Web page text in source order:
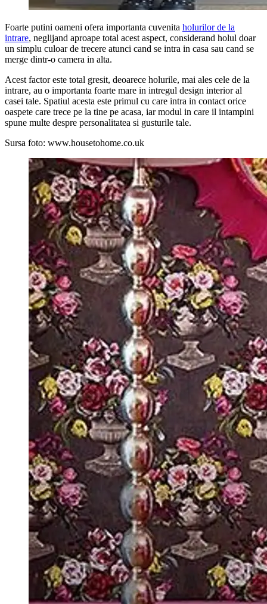
Foarte putini oameni ofera importanta cuvenita holurilor de la
intrare, neglijand aproape total acest aspect, considerand holul doar
un simplu culoar de trecere atunci cand se intra in casa sau cand se
merge dintr-o camera in alta.
Acest factor este total gresit, deoarece holurile, mai ales cele de la
intrare, au o importanta foarte mare in intregul design interior al
casei tale. Spatiul acesta este primul cu care intra in contact orice
oaspete care trece pe la tine pe acasa, iar modul in care il intampini
spune multe despre personalitatea si gusturile tale.
Sursa foto: www.housetohome.co.uk